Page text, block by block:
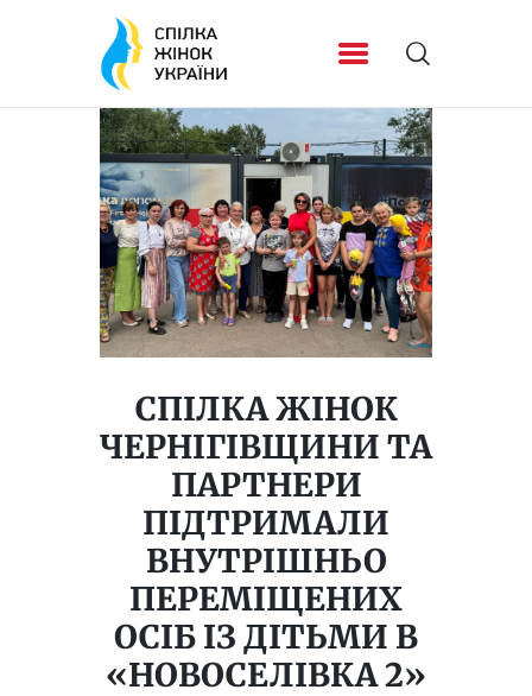
СПІЛКА ЖІНОК
ЧЕРНІГІВЩИНИ ТА
ПАРТНЕРИ
ПІДТРИМАЛИ
ВНУТРІШНЬО
ПЕРЕМІЩЕНИХ
ОСІБ ІЗ ДІТЬМИ В
«НОВОСЕЛІВКА 2»